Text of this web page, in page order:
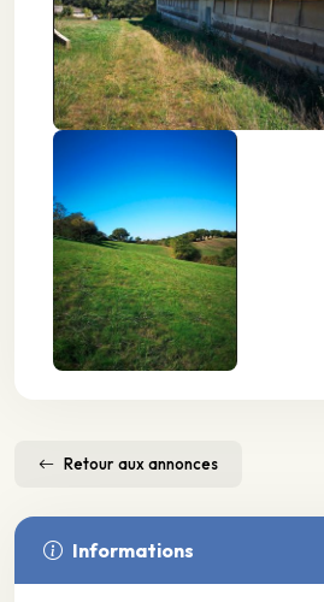
Retour aux annonces
Informations